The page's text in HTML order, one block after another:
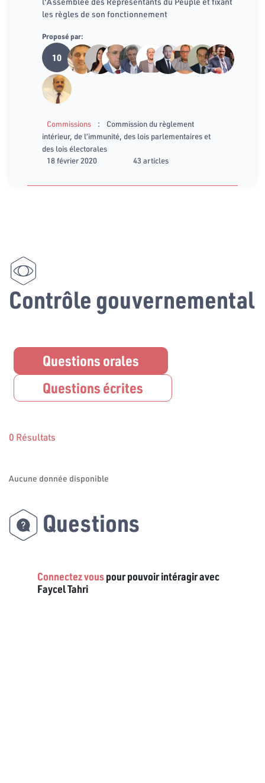
les règles de son fonctionnement
Proposé par:
10
Commissions :
Commission du règlement
intérieur, de l’immunité, des lois parlementaires et
des lois électorales
18 février 2020
43 articles
Contrôle gouvernemental
Questions orales
Questions écrites
0 Résultats
Aucune donnée disponible
Questions
Connectez vouspour pouvoir intéragir avec
Faycel Tahri